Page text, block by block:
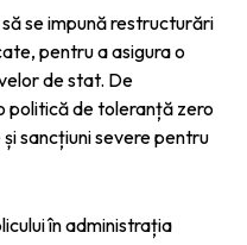
se impună restructurări
pentru a asigura o
de stat. De
politică de toleranță zero
sancțiuni severe pentru
în administrația